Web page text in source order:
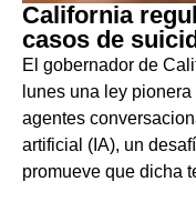
California
casos de
El gobernador de
lunes una ley
agentes
artificial (IA), un
promueve que dicha